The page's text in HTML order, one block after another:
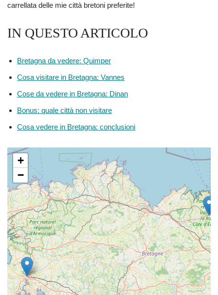
carrellata delle mie città bretoni preferite!
IN QUESTO ARTICOLO
Bretagna da vedere: Quimper
Cosa visitare in Bretagna: Vannes
Cose da vedere in Bretagna: Dinan
Bonus: quale città non visitare
Cosa vedere in Bretagna: conclusioni
+
−